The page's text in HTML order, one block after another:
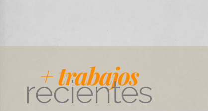
+ trabajos
recientes